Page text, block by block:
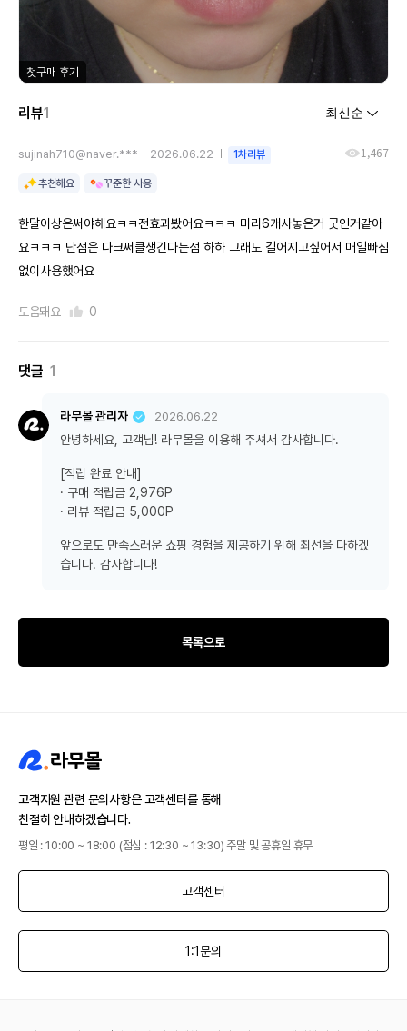
첫구매 후기
리뷰1
sujinah710@naver.*** 2026.06.22 1차리뷰 1,467
추천해요 꾸준한 사용
한달이상은써야해요ㅋㅋ전효과봤어요ㅋㅋㅋ 미리6개사놓은거 굿인거같아
요ㅋㅋㅋ 단점은 다크써클생긴다는점 하하 그래도 길어지고싶어서 매일빠짐
없이사용했어요
도움돼요 0
댓글 1
라무몰 관리자 2026.06.22
안녕하세요, 고객님! 라무몰을 이용해 주셔서 감사합니다.
[적립 완료 안내]
· 구매 적립금 2,976P
· 리뷰 적립금 5,000P
앞으로도 만족스러운 쇼핑 경험을 제공하기 위해 최선을 다하겠
습니다. 감사합니다!
목록으로
고객지원 관련 문의사항은 고객센터를 통해
친절히 안내하겠습니다.
평일 : 10:00 ~ 18:00 (점심 : 12:30 ~ 13:30) 주말 및 공휴일 휴무
고객센터
1:1문의